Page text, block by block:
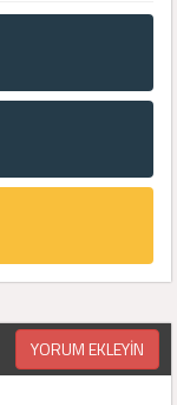
YORUM EKLEYİN